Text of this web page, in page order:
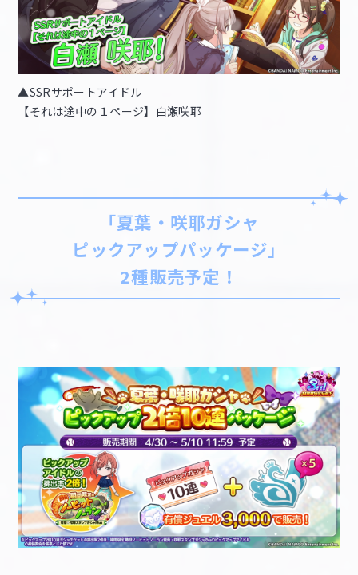
▲SSRサポートアイドル
【それは途中の１ページ】白瀬咲耶
「夏葉・咲耶ガシャ
ピックアップパッケージ」
2種販売予定！